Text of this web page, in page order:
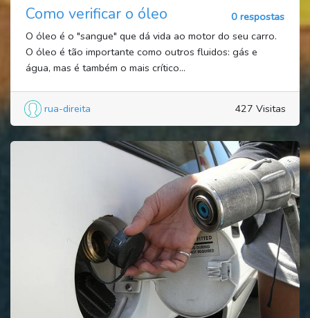
Como verificar o óleo
0 respostas
O óleo é o "sangue" que dá vida ao motor do seu carro.
O óleo é tão importante como outros fluidos: gás e
água, mas é também o mais crítico...
rua-direita 427 Visitas